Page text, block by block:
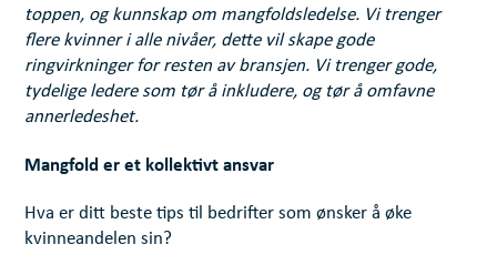
toppen, og kunnskap om mangfoldsledelse. Vi trenger
flere kvinner i alle nivåer, dette vil skape gode
ringvirkninger for resten av bransjen. Vi trenger gode,
tydelige ledere som tør å inkludere, og tør å omfavne
annerledeshet.
Mangfold er et kollektivt ansvar
Hva er ditt beste tips til bedrifter som ønsker å øke
kvinneandelen sin?